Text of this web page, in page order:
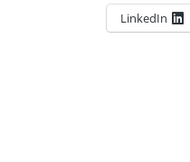
LinkedIn